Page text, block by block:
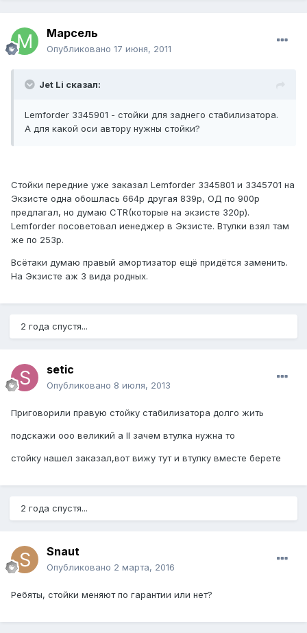
Марсель
Опубликовано 17 июня, 2011
Jet Li сказал:
Lemforder 3345901 - стойки для заднего стабилизатора.
А для какой оси автору нужны стойки?
Стойки передние уже заказал Lemforder 3345801 и 3345701 на
Экзисте одна обошлась 664р другая 839р, ОД по 900р
предлагал, но думаю CTR(которые на экзисте 320р).
Lemforder посоветовал иенеджер в Экзисте. Втулки взял там
же по 253р.
Всётаки думаю правый амортизатор ещё придётся заменить.
На Экзисте аж 3 вида родных.
2 года спустя...
setic
Опубликовано 8 июля, 2013
Приговорили правую стойку стабилизатора долго жить
подскажи ооо великий a ll зачем втулка нужна то
стойку нашел заказал,вот вижу тут и втулку вместе берете
2 года спустя...
Snaut
Опубликовано 2 марта, 2016
Ребяты, стойки меняют по гарантии или нет?